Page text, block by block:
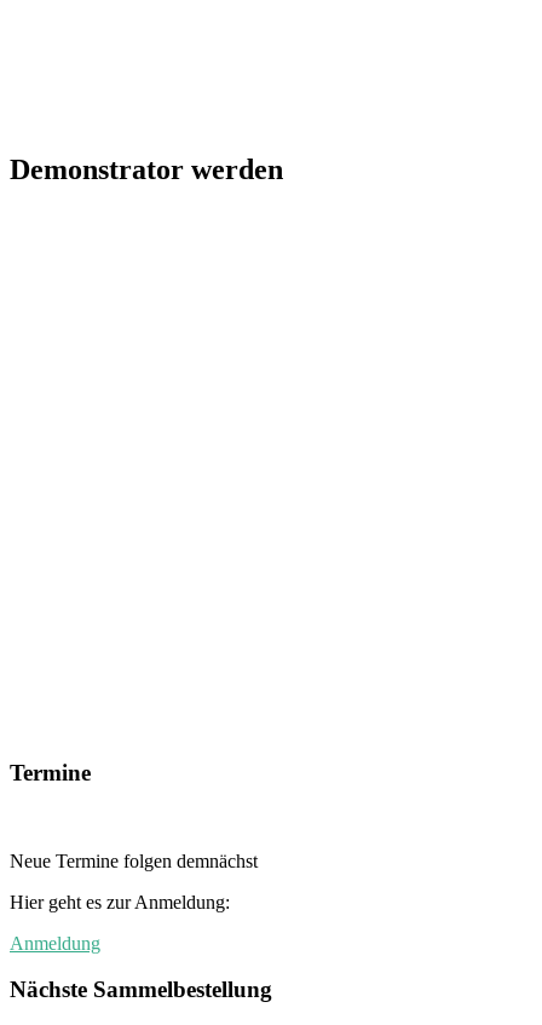
Demonstrator werden
Termine
Neue Termine folgen demnächst
Hier geht es zur Anmeldung:
Anmeldung
Nächste Sammelbestellung